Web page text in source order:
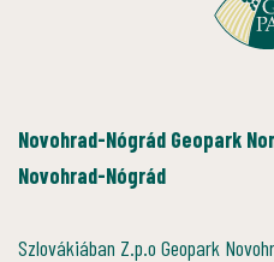
Novohrad-Nógrád Geopark
Novohrad-Nógrád
Szlovákiában Z.p.o Geopark